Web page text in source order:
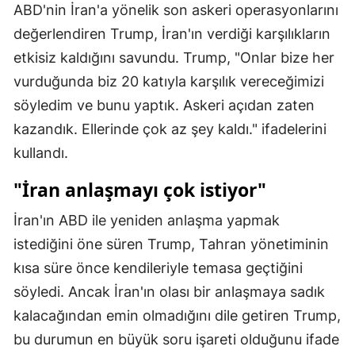
Kars
Kastamonu
Kayseri
Kırklareli
Kocaeli
Konya
Kütahya
Malatya
Manisa
ABD'nin İran'a yönelik son askeri operasyonlarını
değerlendiren Trump, İran'ın verdiği karşılıkların
etkisiz kaldığını savundu. Trump, "Onlar bize her
vurduğunda biz 20 katıyla karşılık vereceğimizi
söyledim ve bunu yaptık. Askeri açıdan zaten
kazandık. Ellerinde çok az şey kaldı." ifadelerini
kullandı.
"İran anlaşmayı çok istiyor"
İran'ın ABD ile yeniden anlaşma yapmak
istediğini öne süren Trump, Tahran yönetiminin
kısa süre önce kendileriyle temasa geçtiğini
söyledi. Ancak İran'ın olası bir anlaşmaya sadık
kalacağından emin olmadığını dile getiren Trump,
bu durumun en büyük soru işareti olduğunu ifade